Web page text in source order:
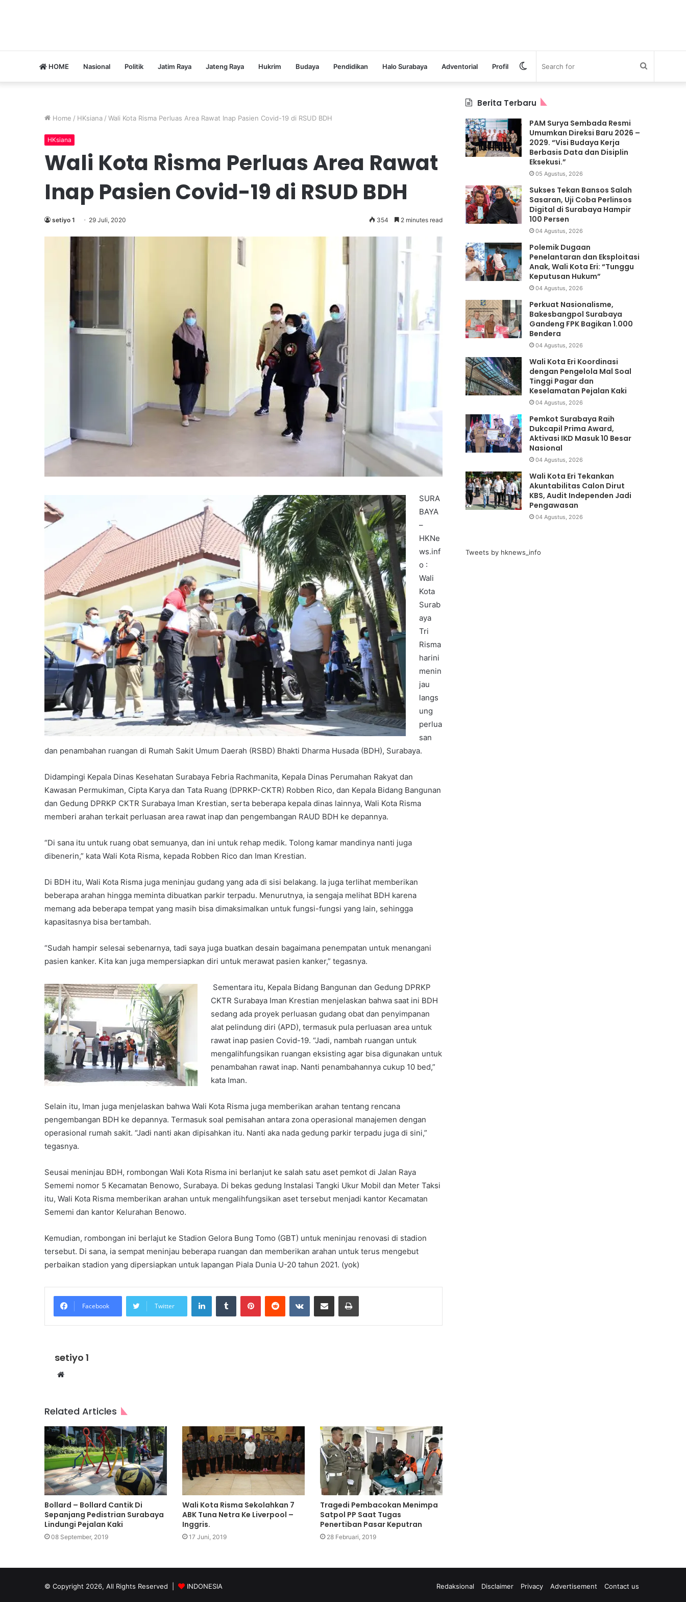
HOME Nasional Politik Jatim Raya Jateng Raya Hukrim Budaya Pendidikan Halo Surabaya Adventorial Profil Search
Switch
skin
Home / HKsiana / Wali Kota Risma Perluas Area Rawat Inap Pasien Covid-19 di RSUD BDH
HKsiana
Wali Kota Risma Perluas Area Rawat
Inap Pasien Covid-19 di RSUD BDH
setiyo 1 29 Juli, 2020 354 2 minutes read
SURA
BAYA
–
HKNe
ws.inf
o :
Wali
Kota
Surab
aya
Tri
Risma
harini
menin
jau
langs
ung
perlua
san
dan penambahan ruangan di Rumah Sakit Umum Daerah (RSBD) Bhakti Dharma Husada (BDH), Surabaya.
Didampingi Kepala Dinas Kesehatan Surabaya Febria Rachmanita, Kepala Dinas Perumahan Rakyat dan
Kawasan Permukiman, Cipta Karya dan Tata Ruang (DPRKP-CKTR) Robben Rico, dan Kepala Bidang Bangunan
dan Gedung DPRKP CKTR Surabaya Iman Krestian, serta beberapa kepala dinas lainnya, Wali Kota Risma
memberi arahan terkait perluasan area rawat inap dan pengembangan RAUD BDH ke depannya.
“Di sana itu untuk ruang obat semuanya, dan ini untuk rehap medik. Tolong kamar mandinya nanti juga
dibenerin,” kata Wali Kota Risma, kepada Robben Rico dan Iman Krestian.
Di BDH itu, Wali Kota Risma juga meninjau gudang yang ada di sisi belakang. Ia juga terlihat memberikan
beberapa arahan hingga meminta dibuatkan parkir terpadu. Menurutnya, ia sengaja melihat BDH karena
memang ada beberapa tempat yang masih bisa dimaksimalkan untuk fungsi-fungsi yang lain, sehingga
kapasitasnya bisa bertambah.
“Sudah hampir selesai sebenarnya, tadi saya juga buatkan desain bagaimana penempatan untuk menangani
pasien kanker. Kita kan juga mempersiapkan diri untuk merawat pasien kanker,” tegasnya.
Sementara itu, Kepala Bidang Bangunan dan Gedung DPRKP
CKTR Surabaya Iman Krestian menjelaskan bahwa saat ini BDH
sedang ada proyek perluasan gudang obat dan penyimpanan
alat pelindung diri (APD), termasuk pula perluasan area untuk
rawat inap pasien Covid-19. “Jadi, nambah ruangan untuk
mengalihfungsikan ruangan eksisting agar bisa digunakan untuk
penambahan rawat inap. Nanti penambahannya cukup 10 bed,”
kata Iman.
Selain itu, Iman juga menjelaskan bahwa Wali Kota Risma juga memberikan arahan tentang rencana
pengembangan BDH ke depannya. Termasuk soal pemisahan antara zona operasional manajemen dengan
operasional rumah sakit. “Jadi nanti akan dipisahkan itu. Nanti aka nada gedung parkir terpadu juga di sini,”
tegasnya.
Seusai meninjau BDH, rombongan Wali Kota Risma ini berlanjut ke salah satu aset pemkot di Jalan Raya
Sememi nomor 5 Kecamatan Benowo, Surabaya. Di bekas gedung Instalasi Tangki Ukur Mobil dan Meter Taksi
itu, Wali Kota Risma memberikan arahan untuk mengalihfungsikan aset tersebut menjadi kantor Kecamatan
Sememi dan kantor Kelurahan Benowo.
Kemudian, rombongan ini berlajut ke Stadion Gelora Bung Tomo (GBT) untuk meninjau renovasi di stadion
tersebut. Di sana, ia sempat meninjau beberapa ruangan dan memberikan arahan untuk terus mengebut
perbaikan stadion yang dipersiapkan untuk lapangan Piala Dunia U-20 tahun 2021. (yok)
Facebook Twitter
LinkedInTumblr PinterestReddit VKontakteShare via Email Print
setiyo 1
Website
Related Articles
Bollard – Bollard Cantik Di
Sepanjang Pedistrian Surabaya
Lindungi Pejalan Kaki
08 September, 2019
Wali Kota Risma Sekolahkan 7
ABK Tuna Netra Ke Liverpool –
Inggris.
17 Juni, 2019
Tragedi Pembacokan Menimpa
Satpol PP Saat Tugas
Penertiban Pasar Keputran
28 Februari, 2019
Berita Terbaru
PAM Surya Sembada Resmi
Umumkan Direksi Baru 2026 –
2029. “Visi Budaya Kerja
Berbasis Data dan Disiplin
Eksekusi.”
05 Agustus, 2026
Sukses Tekan Bansos Salah
Sasaran, Uji Coba Perlinsos
Digital di Surabaya Hampir
100 Persen
04 Agustus, 2026
Polemik Dugaan
Penelantaran dan Eksploitasi
Anak, Wali Kota Eri: “Tunggu
Keputusan Hukum”
04 Agustus, 2026
Perkuat Nasionalisme,
Bakesbangpol Surabaya
Gandeng FPK Bagikan 1.000
Bendera
04 Agustus, 2026
Wali Kota Eri Koordinasi
dengan Pengelola Mal Soal
Tinggi Pagar dan
Keselamatan Pejalan Kaki
04 Agustus, 2026
Pemkot Surabaya Raih
Dukcapil Prima Award,
Aktivasi IKD Masuk 10 Besar
Nasional
04 Agustus, 2026
Wali Kota Eri Tekankan
Akuntabilitas Calon Dirut
KBS, Audit Independen Jadi
Pengawasan
04 Agustus, 2026
Tweets by hknews_info
© Copyright 2026, All Rights Reserved | INDONESIA Redaksional Disclaimer Privacy Advertisement Contact us